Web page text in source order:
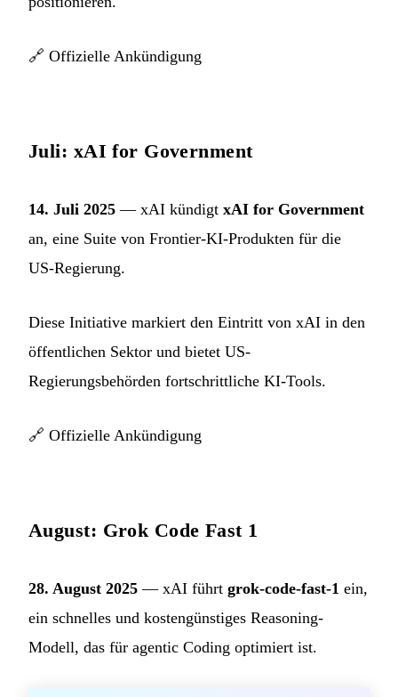
🔗 Offizielle Ankündigung
Juli: xAI for Government
14. Juli 2025 — xAI kündigt xAI for Government
an, eine Suite von Frontier-KI-Produkten für die
US-Regierung.
Diese Initiative markiert den Eintritt von xAI in den
öffentlichen Sektor und bietet US-
Regierungsbehörden fortschrittliche KI-Tools.
🔗 Offizielle Ankündigung
August: Grok Code Fast 1
28. August 2025 — xAI führt grok-code-fast-1 ein,
ein schnelles und kostengünstiges Reasoning-
Modell, das für agentic Coding optimiert ist.